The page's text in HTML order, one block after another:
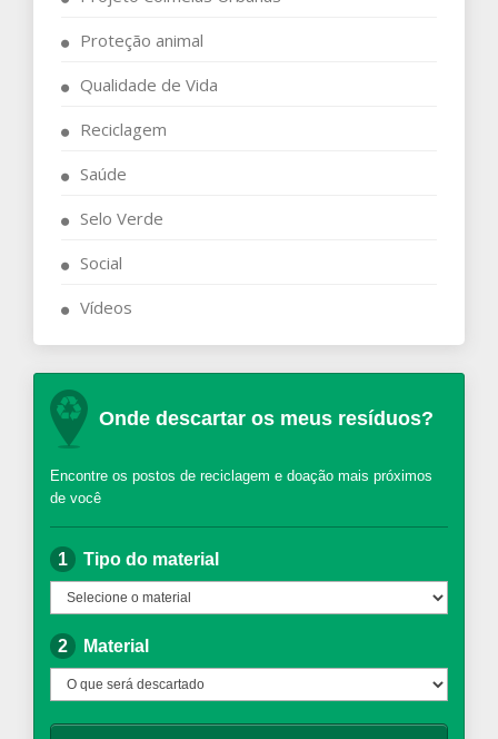
Proteção animal
Qualidade de Vida
Reciclagem
Saúde
Selo Verde
Social
Vídeos